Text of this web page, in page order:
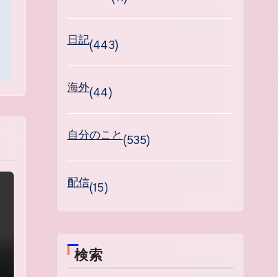
日記(443)
海外(44)
自分のこと(535)
配信(15)
検索